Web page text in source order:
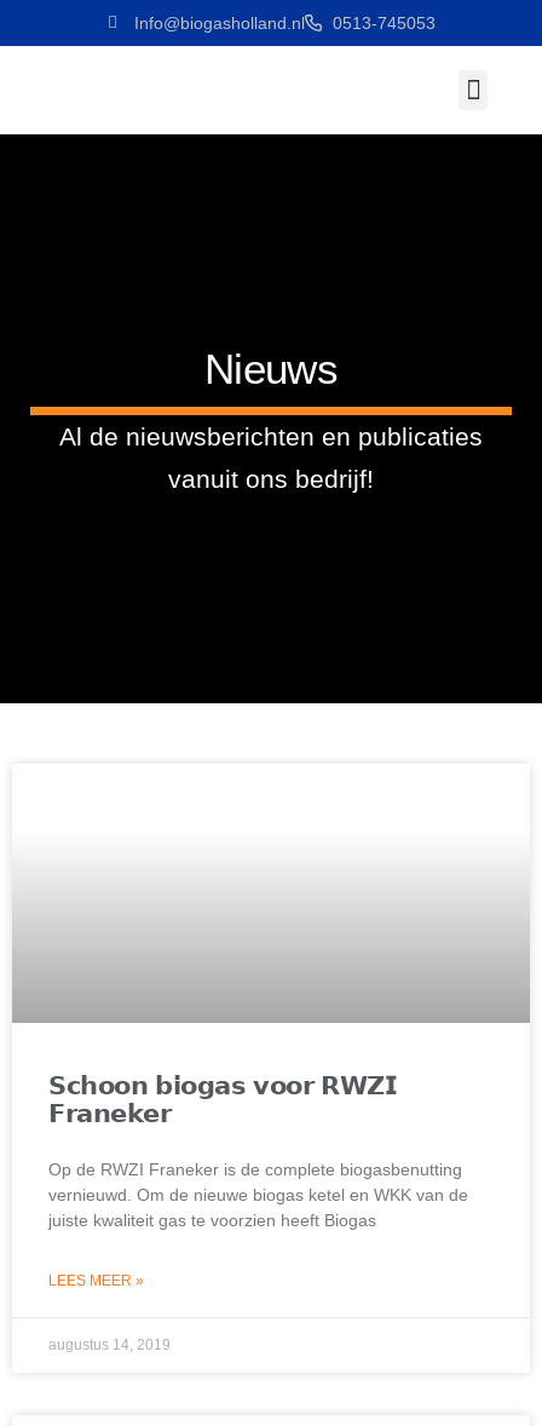
Info@biogasholland.nl 0513-745053
Nieuws
Al de nieuwsberichten en publicaties
vanuit ons bedrijf!
𝗦𝗰𝗵𝗼𝗼𝗻 𝗯𝗶𝗼𝗴𝗮𝘀 𝘃𝗼𝗼𝗿 𝗥𝗪𝗭𝗜
𝗙𝗿𝗮𝗻𝗲𝗸𝗲𝗿
Op de RWZI Franeker is de complete biogasbenutting
vernieuwd. Om de nieuwe biogas ketel en WKK van de
juiste kwaliteit gas te voorzien heeft Biogas
LEES MEER »
augustus 14, 2019